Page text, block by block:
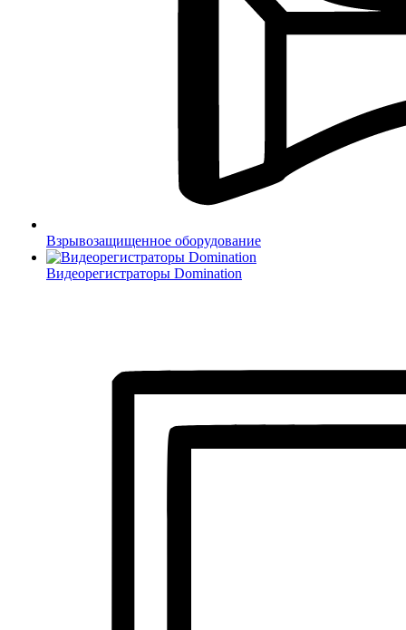
Взрывозащищенное оборудование
Видеорегистраторы Domination